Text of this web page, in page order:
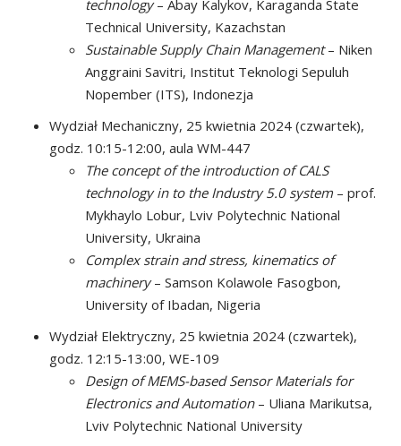
technology– Abay Kalykov, Karaganda State
Technical University, Kazachstan
Sustainable Supply Chain Management– Niken
Anggraini Savitri, Institut Teknologi Sepuluh
Nopember (ITS), Indonezja
Wydział Mechaniczny, 25 kwietnia 2024 (czwartek),
godz. 10:15-12:00, aula WM-447
The concept of the introduction of CALS
technology in to the Industry 5.0 system – prof.
Mykhaylo Lobur, Lviv Polytechnic National
University, Ukraina
Complex strain and stress, kinematics of
machinery– Samson Kolawole Fasogbon,
University of Ibadan, Nigeria
Wydział Elektryczny, 25 kwietnia 2024 (czwartek),
godz. 12:15-13:00, WE-109
Design of MEMS-based Sensor Materials for
Electronics and Automation– Uliana Marikutsa,
Lviv Polytechnic National University